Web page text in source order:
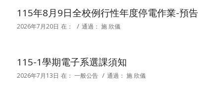
115年8月9日全校例行性年度停電作業-預告
2026年7月20日 在： / 通過： 施 欣儀
115-1學期電子系選課須知
2026年7月13日 在： 一般公告 / 通過： 施 欣儀